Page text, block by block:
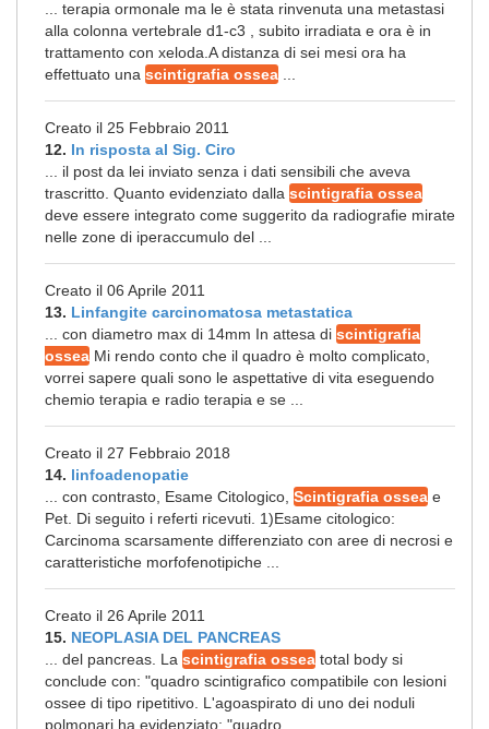
... terapia ormonale ma le è stata rinvenuta una metastasi
alla colonna vertebrale d1-c3 , subito irradiata e ora è in
trattamento con xeloda.A distanza di sei mesi ora ha
effettuato una scintigrafia ossea
Creato il 25 Febbraio 2011
12. In risposta al Sig. Ciro
... il post da lei inviato senza i dati sensibili che aveva
trascritto. Quanto evidenziato dalla scintigrafia ossea
deve essere integrato come suggerito da radiografie mirate
nelle zone di iperaccumulo del ...
Creato il 06 Aprile 2011
13. Linfangite carcinomatosa metastatica
... con diametro max di 14mm In attesa di scintigrafia
ossea Mi rendo conto che il quadro è molto complicato,
vorrei sapere quali sono le aspettative di vita eseguendo
chemio terapia e radio terapia e se ...
Creato il 27 Febbraio 2018
14. linfoadenopatie
... con contrasto, Esame Citologico, Scintigrafia ossea e
Pet. Di seguito i referti ricevuti. 1)Esame citologico:
Carcinoma scarsamente differenziato con aree di necrosi e
caratteristiche morfofenotipiche ...
Creato il 26 Aprile 2011
15. NEOPLASIA DEL PANCREAS
... del pancreas. La scintigrafia ossea total body si
conclude con: "quadro scintigrafico compatibile con lesioni
ossee di tipo ripetitivo. L'agoaspirato di uno dei noduli
polmonari ha evidenziato: "quadro ...